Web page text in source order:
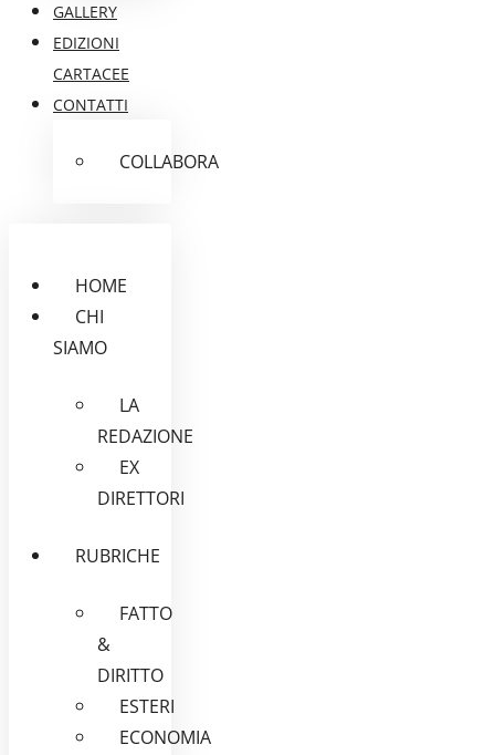
GALLERY
EDIZIONI
CARTACEE
CONTATTI
COLLABORA
HOME
CHI
SIAMO
LA
REDAZIONE
EX
DIRETTORI
RUBRICHE
FATTO
&
DIRITTO
ESTERI
ECONOMIA